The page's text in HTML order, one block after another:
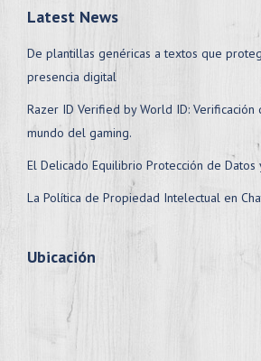
Latest News
De plantillas genéricas a textos que
presencia digital
Razer ID Verified by World ID: Verificación
mundo del gaming.
El Delicado Equilibrio Protección de Datos
La Política de Propiedad Intelectual en
Ubicación